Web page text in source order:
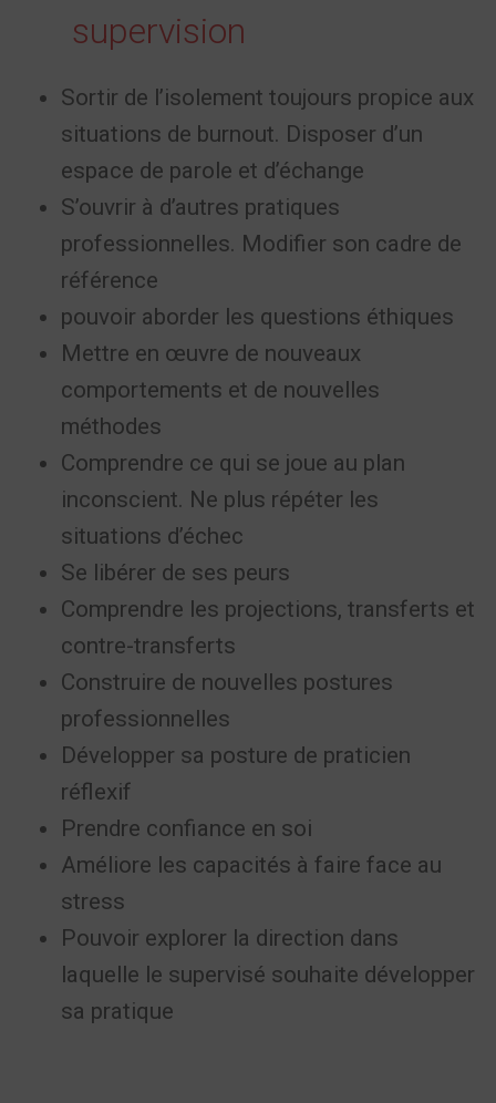
supervision
Sortir de l’isolement toujours propice aux
situations de burnout. Disposer d’un
espace de parole et d’échange
S’ouvrir à d’autres pratiques
professionnelles. Modifier son cadre de
référence
pouvoir aborder les questions éthiques
Mettre en œuvre de nouveaux
comportements et de nouvelles
méthodes
Comprendre ce qui se joue au plan
inconscient. Ne plus répéter les
situations d’échec
Se libérer de ses peurs
Comprendre les projections, transferts et
contre-transferts
Construire de nouvelles postures
professionnelles
Développer sa posture de praticien
réflexif
Prendre confiance en soi
Améliore les capacités à faire face au
stress
Pouvoir explorer la direction dans
laquelle le supervisé souhaite développer
sa pratique